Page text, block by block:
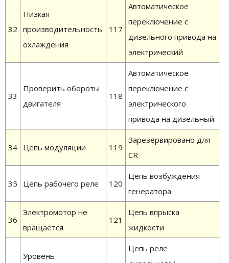
32
Низкая
производительность
охлаждения
117
Автоматическое
переключение с
дизельного привода на
электрический
33
Проверить обороты
двигателя
118
Автоматическое
переключение с
электрического
привода на дизельный
34 Цепь модуляции 119
Зарезервировано для
CR
35 Цепь рабочего реле 120
Цепь возбуждения
генератора
36
Электромотор не
вращается
121
Цепь впрыска
жидкости
Уровень
Цепь реле